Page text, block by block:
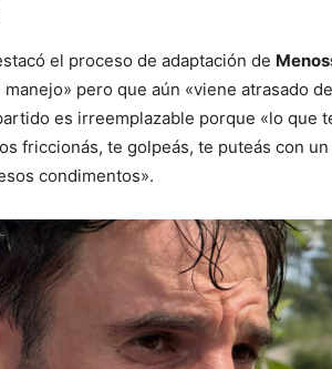
el proceso de adaptación de
pero que aún «viene atrasado
es irreemplazable porque «lo que
friccionás, te golpeás, te puteás con
condimentos».